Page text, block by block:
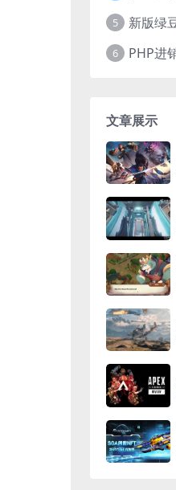
5
6
文章展示